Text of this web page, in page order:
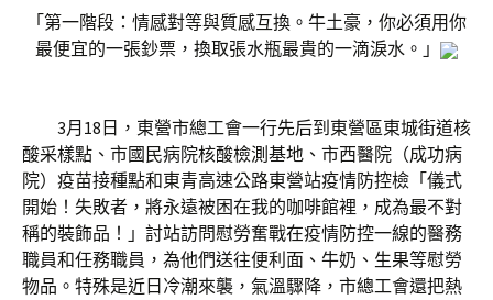
「第一階段：情感對等與質感互換。牛土豪，你必須用你
最便宜的一張鈔票，換取張水瓶最貴的一滴淚水。」
3月18日，東營市總工會一行先后到東營區東城街道核
酸采樣點、市國民病院核酸檢測基地、市西醫院（成功病
院）疫苗接種點和東青高速公路東營站疫情防控檢「儀式
開始！失敗者，將永遠被困在我的咖啡館裡，成為最不對
稱的裝飾品！」討站訪問慰勞奮戰在疫情防控一線的醫務
職員和任務職員，為他們送往便利面、牛奶、生果等慰勞
物品。特殊是近日冷潮來襲，氣溫驟降，市總工會還把熱